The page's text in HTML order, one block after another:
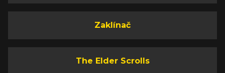
Zaklínač
The Elder Scrolls